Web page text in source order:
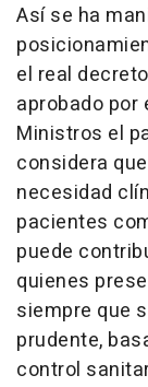
Así se ha
el real
aprobado por
Ministros el
considera
necesidad
pacientes
puede
quienes
siempre que
prudente,
control